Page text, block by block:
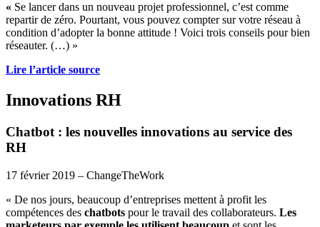
« Se lancer dans un nouveau projet professionnel, c’est comme
repartir de zéro. Pourtant, vous pouvez compter sur votre réseau à
condition d’adopter la bonne attitude ! Voici trois conseils pour bien
réseauter. (…) »
Lire l’article source
Innovations RH
Chatbot : les nouvelles innovations au service des
RH
17 février 2019 – ChangeTheWork
« De nos jours, beaucoup d’entreprises mettent à profit les
compétences des chatbots pour le travail des collaborateurs. Les